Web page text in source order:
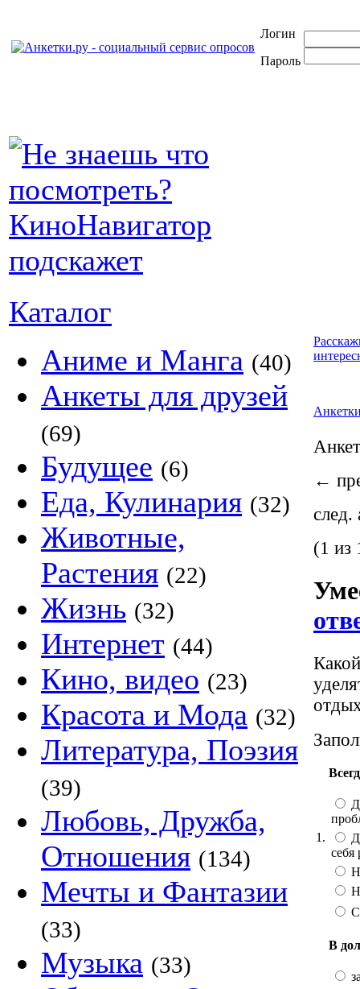
Логин
Пароль
Каталог
Аниме и Манга (40)
Анкеты для друзей
(69)
Будущее (6)
Еда, Кулинария (32)
Животные,
Растения (22)
Жизнь (32)
Интернет (44)
Кино, видео (23)
Красота и Мода (32)
Литература, Поэзия
(39)
Любовь, Дружба,
Отношения (134)
Мечты и Фантазии
(33)
Музыка (33)
←
след.
(1 из
1.
себя
В